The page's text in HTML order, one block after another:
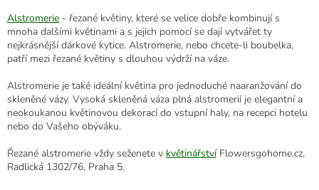
Alstromerie - řezané květiny, které se velice dobře kombinují s
mnoha dalšími květinami a s jejich pomocí se dají vytvářet ty
nejkrásnější dárkové kytice. Alstromerie, nebo chcete-li boubelka,
patří mezi řezané květiny s dlouhou výdrží na váze.
Alstromerie je také ideální květina pro jednoduché naaranžování do
skleněné vázy. Vysoká skleněná váza plná alstromerií je elegantní a
neokoukanou květinovou dekorací do vstupní haly, na recepci hotelu
nebo do Vašeho obýváku.
Řezané alstromerie vždy seženete v květinářstvíFlowersgohome.cz,
Radlická 1302/76, Praha 5.